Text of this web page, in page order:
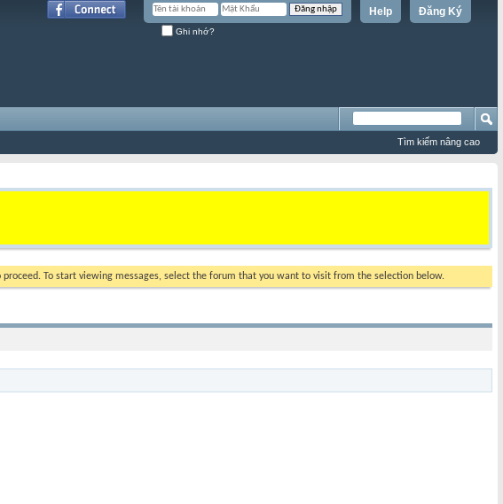
Đăng Ký
Help
Ghi nhớ?
Tìm kiếm nâng cao
To start viewing messages, select the forum that you want to visit from the selection below.